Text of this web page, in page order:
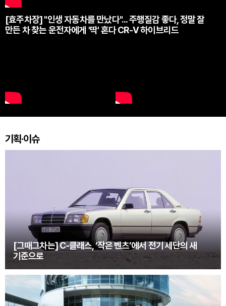
[효주차장] "인생 자동차를 만났다"... 주행질감 좋다, 정말 잘
만든 차 찾는 운전자에게 '딱' 혼다 CR-V 하이브리드
기획·이슈
[그때그차는] C-클래스, ‘작은 벤츠’에서 전기 세단의 새
기준으로